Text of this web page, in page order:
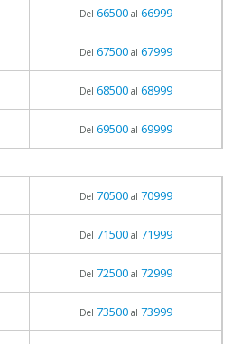
Del 66500al 66999
Del 67500al 67999
Del 68500al 68999
Del 69500al 69999
Del 70500al 70999
Del 71500al 71999
Del 72500al 72999
Del 73500al 73999